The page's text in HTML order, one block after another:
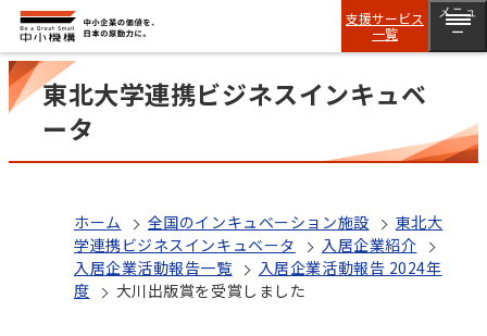
支援サービス
一覧
メニュ
ー
東北大学連携ビジネスインキュベ
ータ
ホーム 全国のインキュベーション施設
東北大
学連携ビジネスインキュベータ
入居企業紹介
入居企業活動報告一覧
入居企業活動報告 2024年
度
大川出版賞を受賞しました